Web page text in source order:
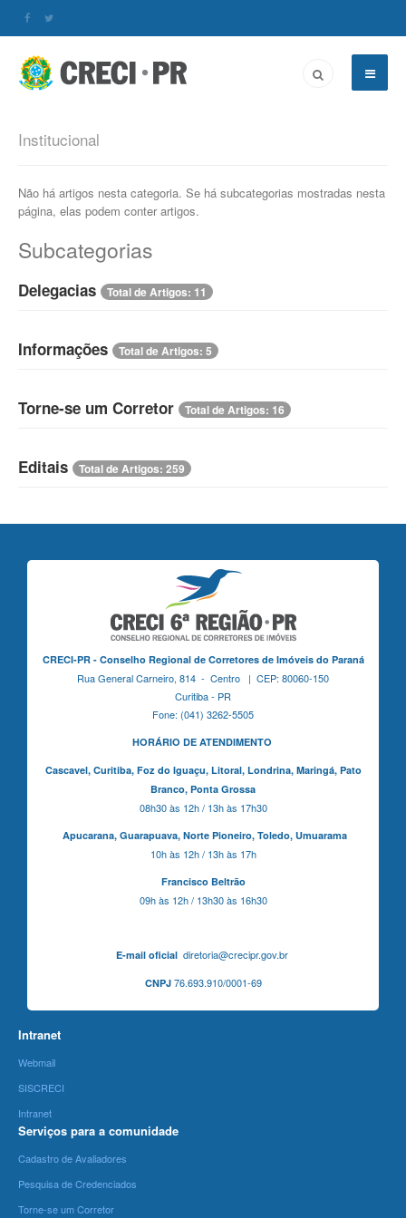
Institucional
Não há artigos nesta categoria. Se há subcategorias mostradas nesta
página, elas podem conter artigos.
Subcategorias
Delegacias Total de Artigos: 11
Informações Total de Artigos: 5
Torne-se um Corretor Total de Artigos: 16
Editais Total de Artigos: 259
CRECI-PR - Conselho Regional de Corretores de Imóveis do Paraná
Rua General Carneiro, 814 - Centro | CEP: 80060-150
Curitiba - PR
Fone: (041) 3262-5505
HORÁRIO DE ATENDIMENTO
Cascavel, Curitiba,Foz do Iguaçu, Litoral, Londrina, Maringá, Pato
Branco, Ponta Grossa
08h30 às 12h / 13h às 17h30
Apucarana, Guarapuava, Norte Pioneiro, Toledo, Umuarama
10h às 12h / 13h às 17h
Francisco Beltrão
09h às 12h / 13h30 às 16h30
E-mail oficialdiretoria@crecipr.gov.br
CNPJ76.693.910/0001-69
Intranet
Webmail
SISCRECI
Intranet
Serviços para a comunidade
Cadastro de Avaliadores
Pesquisa de Credenciados
Torne-se um Corretor